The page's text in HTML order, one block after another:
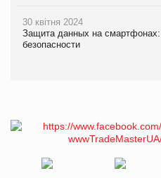
30 квітня 2024
Защита данных на
безопасности